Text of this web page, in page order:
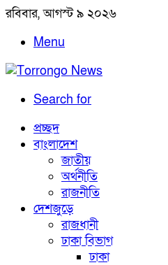
রবিবার, আগস্ট ৯ ২০২৬
Menu
Search for
প্রচ্ছদ
বাংলাদেশ
জাতীয়
অর্থনীতি
রাজনীতি
দেশজুড়ে
রাজধানী
ঢাকা বিভাগ
ঢাকা